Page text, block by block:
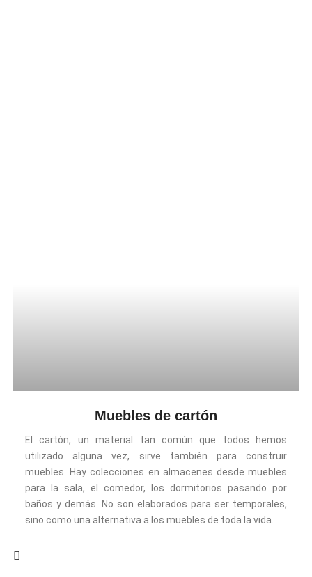
Muebles de cartón
El cartón, un material tan común que todos hemos
utilizado alguna vez, sirve también para construir
muebles. Hay colecciones en almacenes desde muebles
para la sala, el comedor, los dormitorios pasando por
baños y demás. No son elaborados para ser temporales,
sino como una alternativa a los muebles de toda la vida.